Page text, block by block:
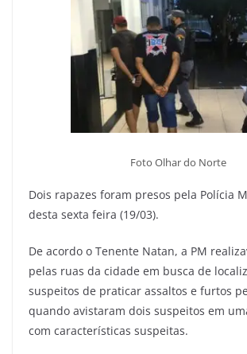
Foto Olhar do Norte
Dois rapazes foram presos pela Polícia
desta sexta feira (19/03).
De acordo o Tenente Natan, a PM
pelas ruas da cidade em busca de
suspeitos de praticar assaltos e furtos
quando avistaram dois suspeitos em
com características suspeitas.